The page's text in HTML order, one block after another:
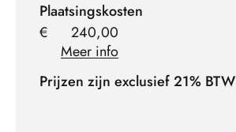
Plaatsingskosten
€
240,00
Meer info
Prijzen zijn exclusief 21% BTW